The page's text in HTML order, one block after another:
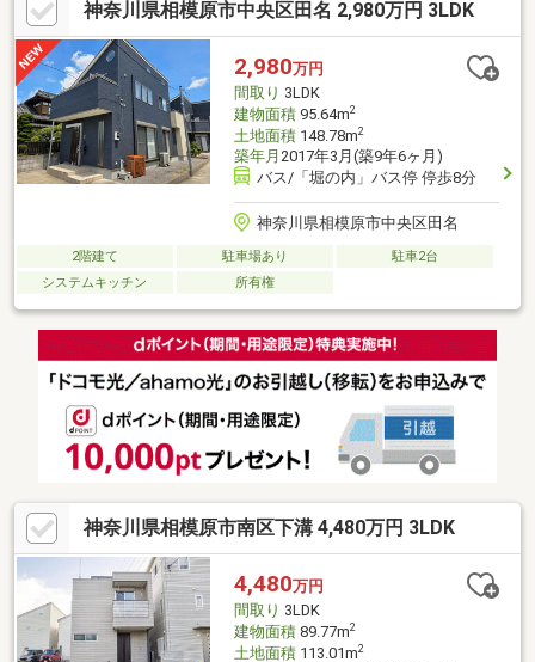
ズボックス付き玄関です。3SLDKなので様々な使い方が可能なサ
ービスルームが付いています。
神奈川県相模原市中央区田名 2,980万円 3LDK
2,980万円
間取り 3LDK
建物面積95.64m2
土地面積148.78m2
築年月 2017年3月(築9年6ヶ月)
バス/「堀の内」バス停 停歩8分
神奈川県相模原市中央区田名
2階建て 駐車場あり
駐車2台
システムキッチン
所有権
神奈川県相模原市南区下溝 4,480万円 3LDK
4,480万円
間取り 3LDK
建物面積89.77m2
土地面積113.01m2